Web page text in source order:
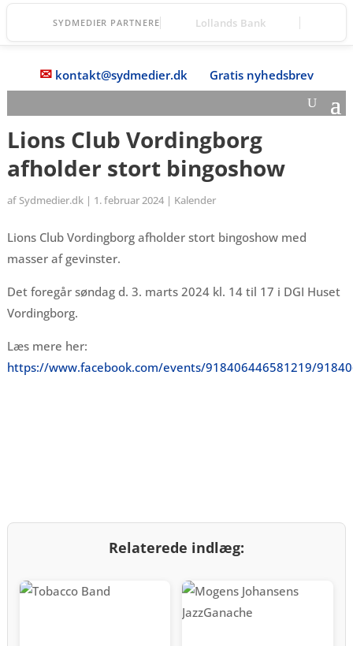
SYDMEDIER PARTNERE TOPmanager A/S
✉ kontakt@sydmedier.dk Gratis nyhedsbrev
Lions Club Vordingborg
afholder stort bingoshow
af Sydmedier.dk| 1. februar 2024| Kalender
Lions Club Vordingborg afholder stort bingoshow med
masser af gevinster.
Det foregår søndag d. 3. marts 2024 kl. 14 til 17 i DGI Huset
Vordingborg.
Læs mere her:
https://www.facebook.com/events/918406446581219/
Relaterede indlæg: